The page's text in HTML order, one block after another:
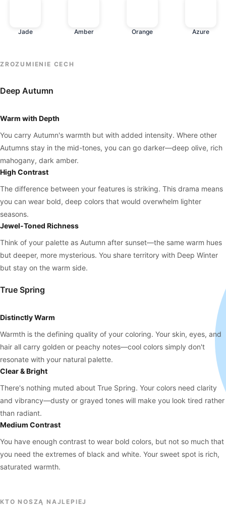
Jade Amber Orange Azure
ZROZUMIENIE CECH
Deep Autumn
Warm with Depth
You carry Autumn's warmth but with added intensity. Where other
Autumns stay in the mid-tones, you can go darker—deep olive, rich
mahogany, dark amber.
High Contrast
The difference between your features is striking. This drama means
you can wear bold, deep colors that would overwhelm lighter
seasons.
Jewel-Toned Richness
Think of your palette as Autumn after sunset—the same warm hues
but deeper, more mysterious. You share territory with Deep Winter
but stay on the warm side.
True Spring
Distinctly Warm
Warmth is the defining quality of your coloring. Your skin, eyes, and
hair all carry golden or peachy notes—cool colors simply don't
resonate with your natural palette.
Clear & Bright
There's nothing muted about True Spring. Your colors need clarity
and vibrancy—dusty or grayed tones will make you look tired rather
than radiant.
Medium Contrast
You have enough contrast to wear bold colors, but not so much that
you need the extremes of black and white. Your sweet spot is rich,
saturated warmth.
KTO NOSZĄ NAJLEPIEJ